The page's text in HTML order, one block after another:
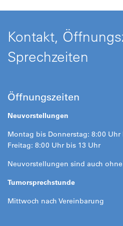
Kontakt,
Sprechzeiten
Öffnungszeiten
Neuvorstellungen
Montag bis Donnerstag: 8:00 Uhr
Freitag: 8:00 Uhr bis 13 Uhr
Neuvorstellungen sind auch
Tumorsprechstunde
Mittwoch nach Vereinbarung